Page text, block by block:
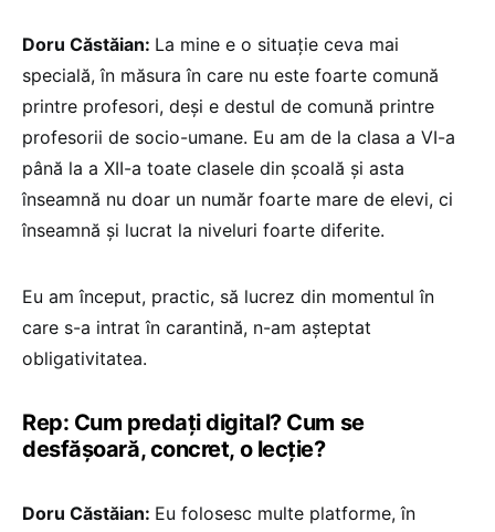
Doru Căstăian: La mine e o situație ceva mai
specială, în măsura în care nu este foarte comună
printre profesori, deși e destul de comună printre
profesorii de socio-umane. Eu am de la clasa a VI-a
până la a XII-a toate clasele din școală și asta
înseamnă nu doar un număr foarte mare de elevi, ci
înseamnă și lucrat la niveluri foarte diferite.
Eu am început, practic, să lucrez din momentul în
care s-a intrat în carantină, n-am așteptat
obligativitatea.
Rep: Cum predați digital? Cum se
desfășoară, concret, o lecție?
Doru Căstăian: Eu folosesc multe platforme, în